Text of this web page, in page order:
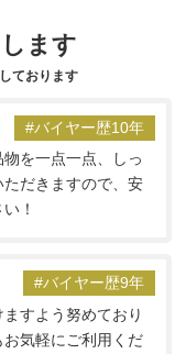
ます
ております
#バイヤー歴10年
を一点一点、しっ
だきますので、安
！
#バイヤー歴9年
すよう努めており
お気軽にご利用くだ